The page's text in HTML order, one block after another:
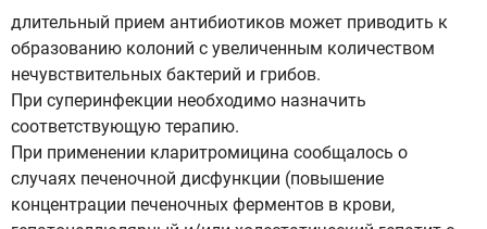
длительный прием антибиотиков может приводить к
образованию колоний с увеличенным количеством
нечувствительных бактерий и грибов.
При суперинфекции необходимо назначить
соответствующую терапию.
При применении кларитромицина сообщалось о
случаях печеночной дисфункции (повышение
концентрации печеночных ферментов в крови,